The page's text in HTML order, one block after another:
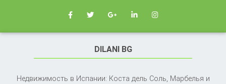
DILANI BG
Недвижимость в Испании: Коста дель Соль, Марбелья и